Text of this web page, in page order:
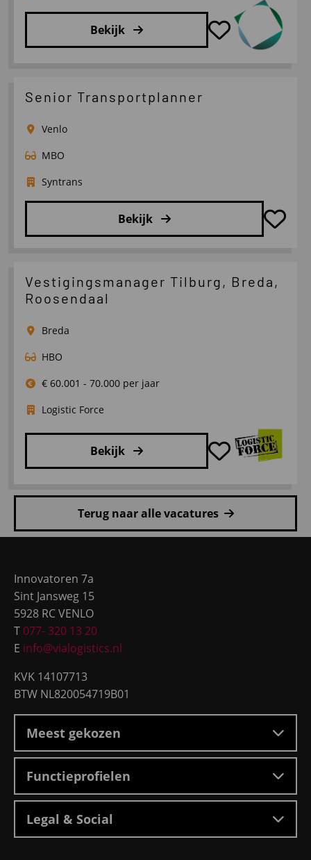
Bekijk
over
Manager/
Techniek
Senior Transportplanner
Venlo
MBO
Syntrans
Bekijk
over
Senior
Vestigingsmanager Tilburg, Breda,
Roosendaal
Breda
HBO
€ 60.001 - 70.000 per jaar
Logistic Force
Bekijk
meer
Vestigingsmanager
Roosendaal
Terug naar alle vacatures
Innovatoren 7a
Sint Jansweg 15
5928 RC VENLO
T 077- 320 13 20
E info@vialogistics.nl
KVK 14107713
BTW NL820054719B01
Meest gekozen
Functieprofielen
Legal & Social